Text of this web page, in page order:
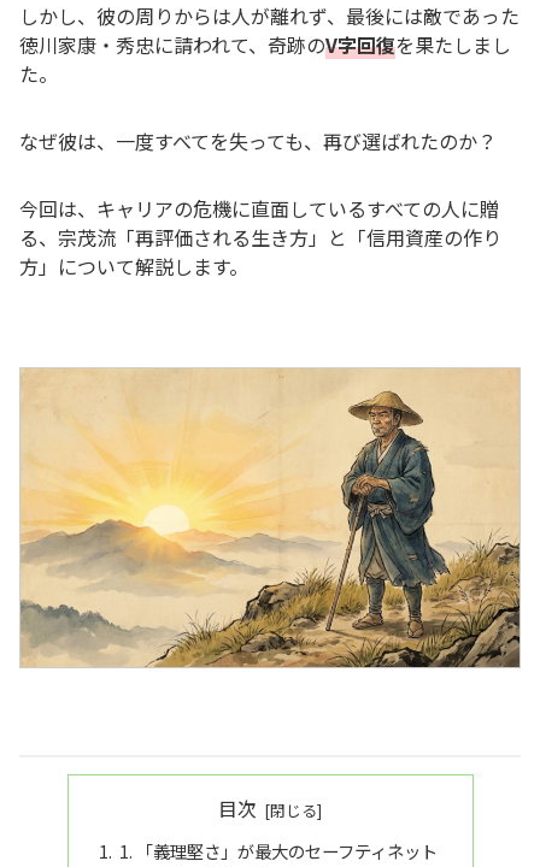
しかし、彼の周りからは人が離れず、最後には敵であった
徳川家康・秀忠に請われて、奇跡のV字回復を果たしまし
た。
なぜ彼は、一度すべてを失っても、再び選ばれたのか？
今回は、キャリアの危機に直面しているすべての人に贈
る、宗茂流「再評価される生き方」と「信用資産の作り
方」について解説します。
目次
1. 「義理堅さ」が最大のセーフティネット